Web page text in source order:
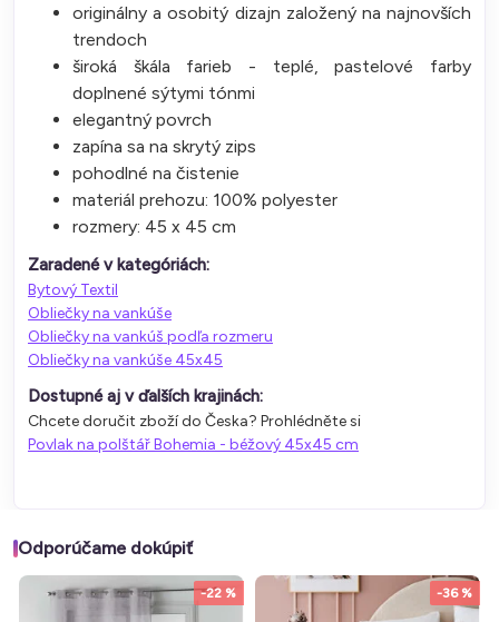
originálny a osobitý dizajn založený na najnovších
trendoch
široká škála farieb - teplé, pastelové farby
doplnené sýtymi tónmi
elegantný povrch
zapína sa na skrytý zips
pohodlné na čistenie
​​​​​​​materiál prehozu: 100% polyester
rozmery: 45 x 45 cm
Zaradené v kategóriách:
Bytový Textil
Obliečky na vankúše
Obliečky na vankúš podľa rozmeru
Obliečky na vankúše 45x45
Dostupné aj v ďalších krajinách:
Chcete doručit zboží do Česka? Prohlédněte si
Povlak na polštář Bohemia - béžový 45x45 cm
Odporúčame dokúpiť
-22 % -36 %